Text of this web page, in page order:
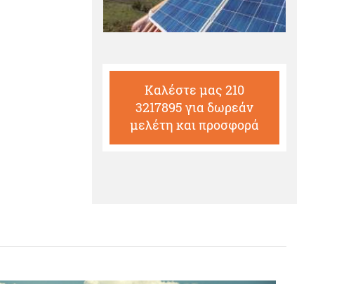
Καλέστε μας 210
3217895 για δωρεάν
μελέτη και προσφορά